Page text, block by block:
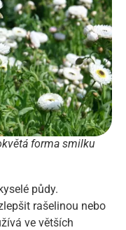
forma smilku
půdy.
rašelinou nebo
ve větších